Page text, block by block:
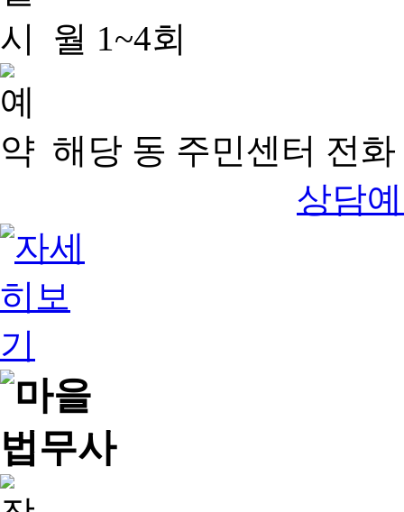
월 1~4회
해당 동 주민센터 전
상담